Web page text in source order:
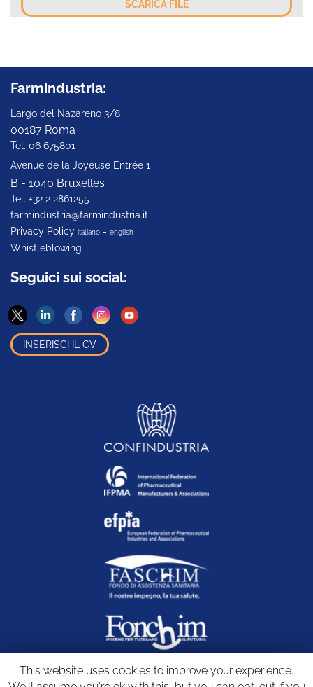
SCARICA FILE
Farmindustria:
Largo del Nazareno 3/8
00187 Roma
Tel. 06 675801
Avenue de la Joyeuse Entrée 1
B - 1040 Bruxelles
Tel. +32 2 2861255
farmindustria@farmindustria.it
Privacy Policy italiano - english
Whistleblowing
Seguici sui social:
INSERISCI IL CV
This website uses cookies to improve your experience.